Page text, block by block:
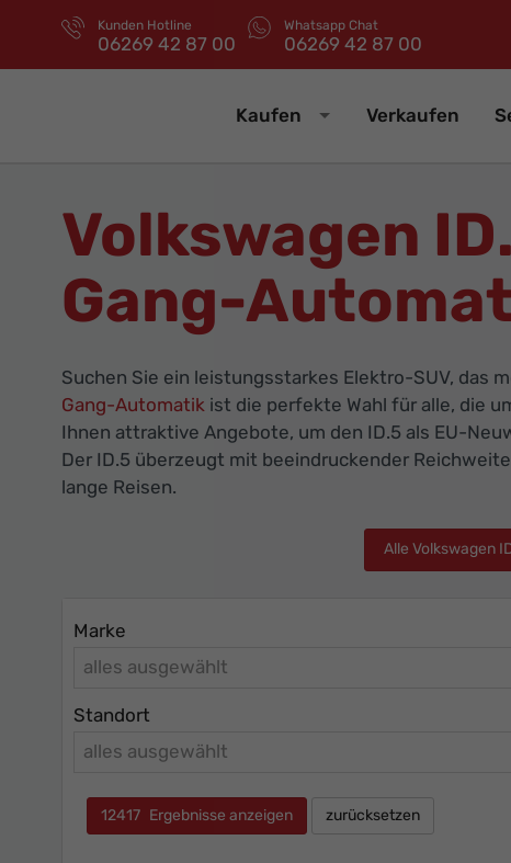
Kunden Hotline
06269 42 87 00
Whatsapp Chat
06269 42 87 00
Kaufen Verkaufen
Volkswagen
Gang-
Suchen Sie ein leistungsstarkes Elektro-SUV, das
Gang-Automatik ist die perfekte Wahl für alle, die
Ihnen attraktive Angebote, um den ID.5 als EU-
Der ID.5 überzeugt mit beeindruckender
lange Reisen.
Alle Volkswagen
Marke
alles ausgewählt
Standort
alles ausgewählt
12417 Ergebnisse anzeigen zurücksetzen